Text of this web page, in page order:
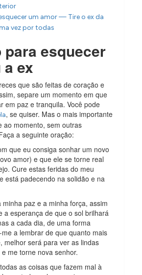
um amor — Tire o ex da
vez por todas
para esquecer
a ex
que são feitas de coração e
separe um momento em que
em paz e tranquila. Você pode
, se quiser. Mas o mais importante
ao momento, sem outras
a seguinte oração:
que eu consiga sonhar um novo
amor) e que ele se torne real
Cure estas feridas do meu
está padecendo na solidão e na
minha paz e a minha força, assim
a esperança de que o sol brilhará
a cada dia, de uma forma
a lembrar de que quanto mais
melhor será para ver as lindas
me torne nova senhor.
as coisas que fazem mal à